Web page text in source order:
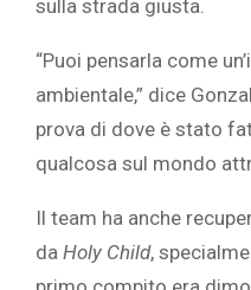
sulla strada giusta.
“Puoi pensarla come
ambientale,” dice
prova di dove è stato
qualcosa sul mondo
Il team ha anche
da Holy Child,